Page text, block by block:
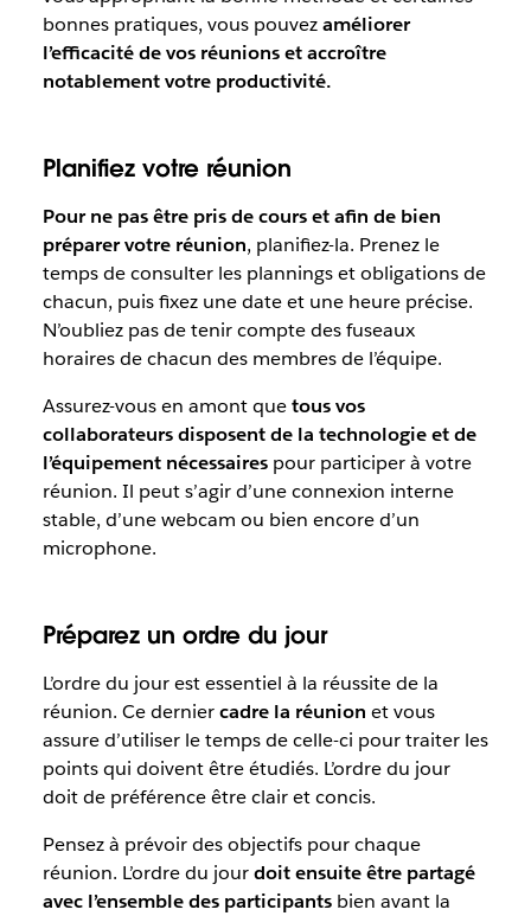
bonnes pratiques, vous pouvezaméliorer
l’efficacité de vos réunions et accroître
notablement votre productivité.
Planifiez votre réunion
Pour ne pas être pris de cours et afin de bien
préparer votre réunion, planifiez-la. Prenez le
temps de consulter les plannings et obligations de
chacun, puis fixez une date et une heure précise.
N’oubliez pas de tenir compte des fuseaux
horaires de chacun des membres de l’équipe.
Assurez-vous en amont quetous vos
collaborateurs disposent de la technologie et de
l’équipement nécessaires pour participer à votre
réunion. Il peut s’agir d’une connexion interne
stable, d’une webcam ou bien encore d’un
microphone.
Préparez un ordre du jour
L’ordre du jour est essentiel à la réussite de la
réunion. Ce derniercadre la réunion et vous
assure d’utiliser le temps de celle-ci pour traiter les
points qui doivent être étudiés. L’ordre du jour
doit de préférence être clair et concis.
Pensez à prévoir des objectifs pour chaque
réunion. L’ordre du jourdoit ensuite être partagé
avec l’ensemble des participantsbien avant la